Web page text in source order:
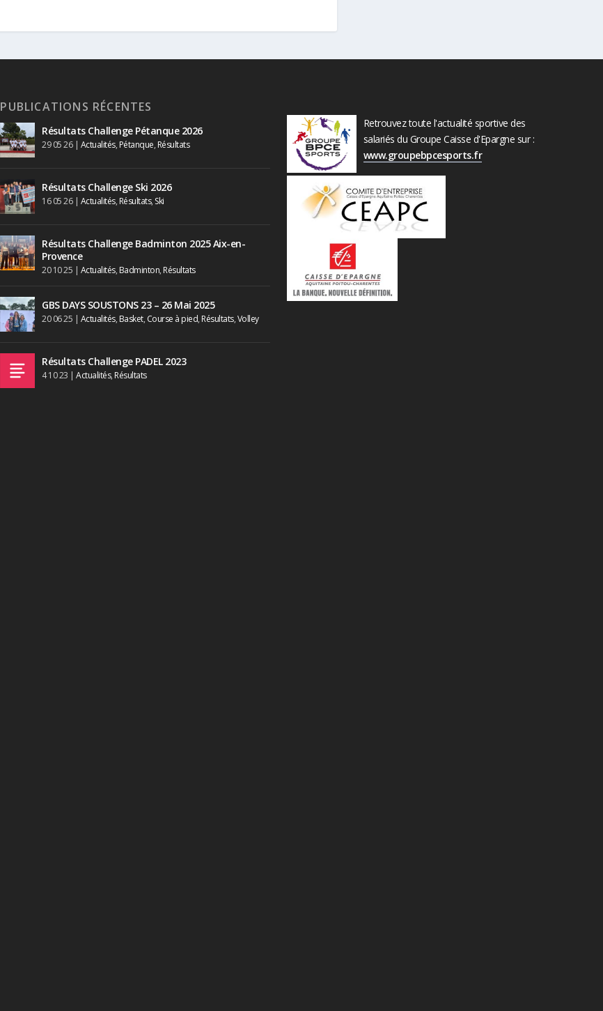
PUBLICATIONS RÉCENTES
Résultats Challenge Pétanque 2026
29 05 26| Actualités, Pétanque, Résultats
Résultats Challenge Ski 2026
16 05 26| Actualités, Résultats, Ski
Résultats Challenge Badminton 2025 Aix-en-
Provence
20 10 25 | Actualités, Badminton, Résultats
GBS DAYS SOUSTONS 23 – 26 Mai 2025
20 06 25 | Actualités, Basket, Course à pied, Résultats,Volley
Résultats Challenge PADEL 2023
4 10 23 |Actualités, Résultats
Retrouvez toute l'actualité sportive des
salariés du Groupe Caisse d'Epargne sur :
www.groupebpcesports.fr